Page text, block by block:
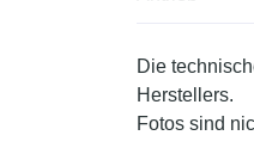
Die
Herstellers.
Fotos sind